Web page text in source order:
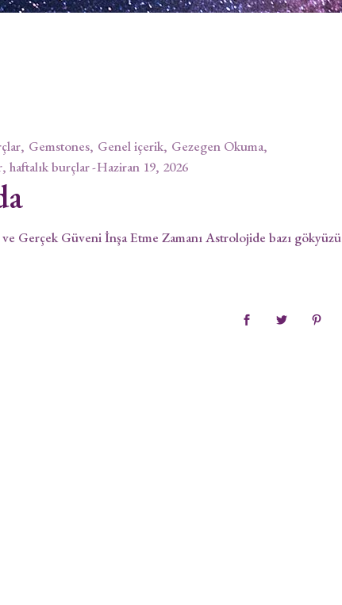
Gemstones Genel içerik Gezegen Okuma
haftalık burçlar Haziran 19, 2026
Gerçek Güveni İnşa Etme Zamanı Astrolojide bazı gökyüzü